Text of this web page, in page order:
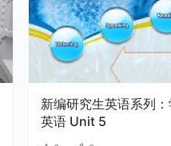
新编研究生英语系列
英语 Unit 5